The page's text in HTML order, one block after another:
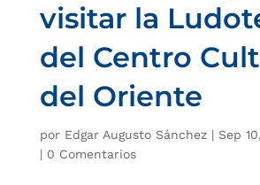
visitar la
del Centro
del Oriente
por Edgar Augusto Sánchez| Sep
| 0 Comentarios